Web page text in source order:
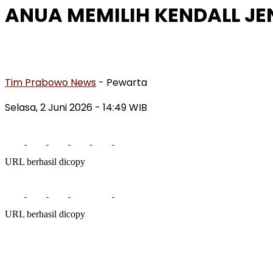
ANUA MEMILIH KENDALL
Tim Prabowo News - Pewarta
Selasa, 2 Juni 2026 - 14:49 WIB
URL berhasil dicopy
URL berhasil dicopy